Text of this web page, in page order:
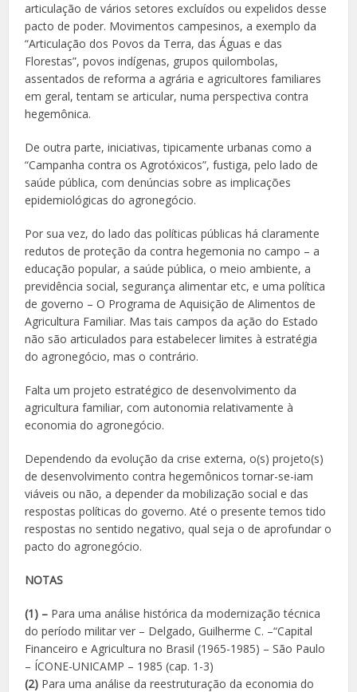
articulação de vários setores excluídos ou expelidos desse
pacto de poder. Movimentos campesinos, a exemplo da
“Articulação dos Povos da Terra, das Águas e das
Florestas”, povos indígenas, grupos quilombolas,
assentados de reforma a agrária e agricultores familiares
em geral, tentam se articular, numa perspectiva contra
hegemônica.
De outra parte, iniciativas, tipicamente urbanas como a
“Campanha contra os Agrotóxicos”, fustiga, pelo lado de
saúde pública, com denúncias sobre as implicações
epidemiológicas do agronegócio.
Por sua vez, do lado das políticas públicas há claramente
redutos de proteção da contra hegemonia no campo – a
educação popular, a saúde pública, o meio ambiente, a
previdência social, segurança alimentar etc, e uma política
de governo – O Programa de Aquisição de Alimentos de
Agricultura Familiar. Mas tais campos da ação do Estado
não são articulados para estabelecer limites à estratégia
do agronegócio, mas o contrário.
Falta um projeto estratégico de desenvolvimento da
agricultura familiar, com autonomia relativamente à
economia do agronegócio.
Dependendo da evolução da crise externa, o(s) projeto(s)
de desenvolvimento contra hegemônicos tornar-se-iam
viáveis ou não, a depender da mobilização social e das
respostas políticas do governo. Até o presente temos tido
respostas no sentido negativo, qual seja o de aprofundar o
pacto do agronegócio.
NOTAS
(1) – Para uma análise histórica da modernização técnica
do período militar ver – Delgado, Guilherme C. –“Capital
Financeiro e Agricultura no Brasil (1965-1985) – São Paulo
– ÍCONE-UNICAMP – 1985 (cap. 1-3)
(2) Para uma análise da reestruturação da economia do